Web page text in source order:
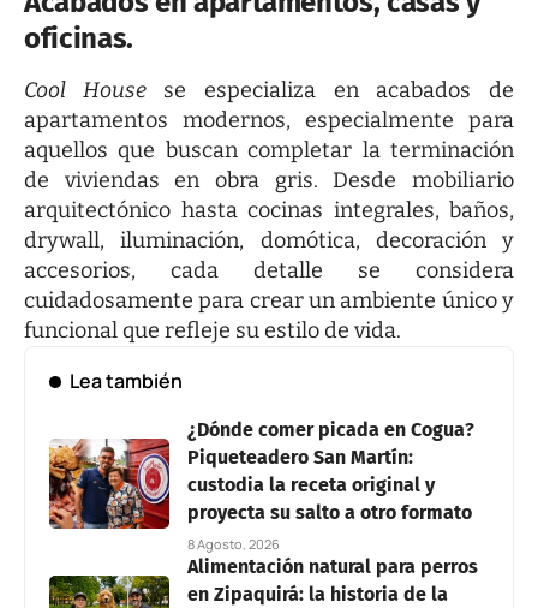
oficinas.
Cool Housese especializa en acabados de
apartamentos modernos, especialmente para
aquellos que buscan completar la terminación
de viviendas en obra gris. Desde mobiliario
arquitectónico hasta cocinas integrales, baños,
drywall, iluminación, domótica, decoración y
accesorios, cada detalle se considera
cuidadosamente para crear un ambiente único y
funcional que refleje su estilo de vida.
Lea también
¿Dónde comer picada en Cogua?
Piqueteadero San Martín:
custodia la receta original y
proyecta su salto a otro formato
8 Agosto, 2026
Alimentación natural para perros
en Zipaquirá: la historia de la